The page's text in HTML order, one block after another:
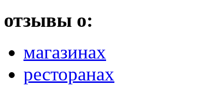
отзывы о:
магазинах
ресторанах